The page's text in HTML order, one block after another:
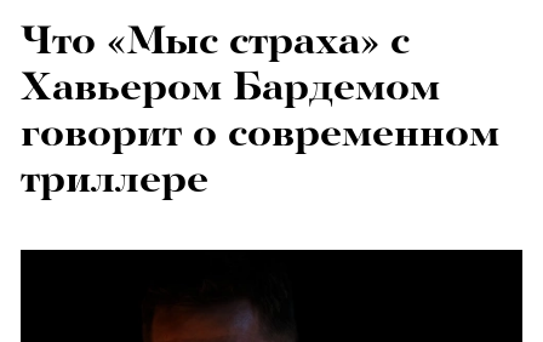
Что «Мыс страха» с
Хавьером Бардемом
говорит о современном
триллере